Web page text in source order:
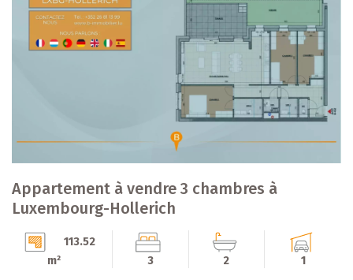
Appartement à vendre 3 chambres à
Luxembourg-Hollerich
113.52
m²
3 2 1